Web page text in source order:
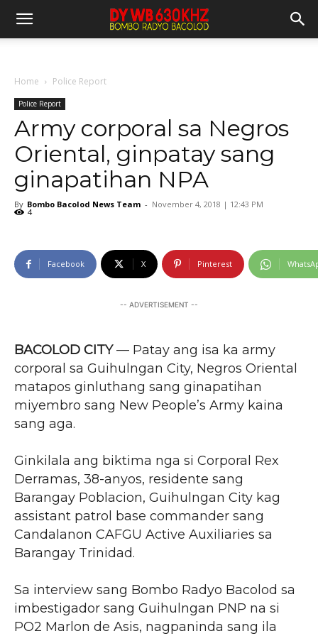
Home Police Report
Police Report
Army corporal sa Negros
Oriental, ginpatay sang
ginapatihan NPA
By Bombo Bacolod News Team - November 4, 2018 | 12:43 PM
4
Facebook X Pinterest
-- ADVERTISEMENT --
BACOLOD CITY— Patay ang isa ka army
corporal sa Guihulngan City, Negros Oriental
matapos ginluthang sang ginapatihan
miyembro sang New People’s Army kaina
sang aga.
Ginkilala ang biktima nga si Corporal Rex
Derramas, 38-anyos, residente sang
Barangay Poblacion, Guihulngan City kag
assistant patrol base commander sang
Candalanon CAFGU Active Auxiliaries sa
Barangay Trinidad.
Sa interview sang Bombo Radyo Bacolod sa
imbestigador sang Guihulngan PNP na si
PO2 Marlon de Asis, nagpaninda sang ila